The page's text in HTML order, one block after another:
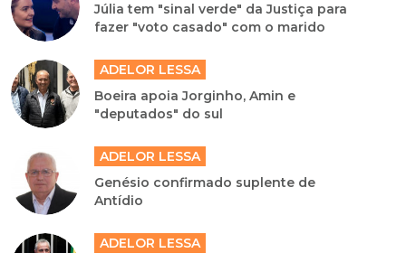
Júlia tem "sinal verde" da Justiça para
fazer "voto casado" com o marido
ADELOR LESSA
Boeira apoia Jorginho, Amin e
"deputados" do sul
ADELOR LESSA
Genésio confirmado suplente de
Antídio
ADELOR LESSA